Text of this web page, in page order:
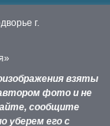
г.
взяты
фото и не
сообщите
уберем его с